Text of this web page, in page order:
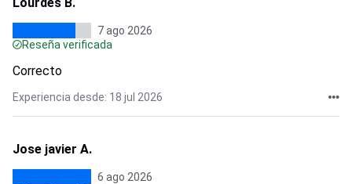
7 ago 2026
Reseña verificada
Correcto
Experiencia desde: 18 jul 2026
Jose javier A.
6 ago 2026